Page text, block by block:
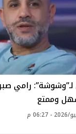
رامي
وممتع